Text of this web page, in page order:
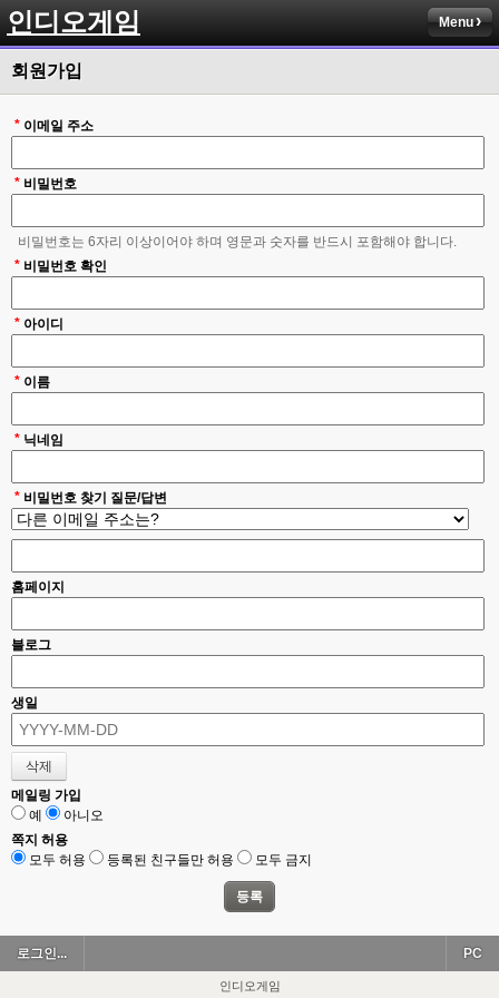
인디오게임 Menu
회원가입
이메일 주소
*
비밀번호
*
비밀번호는 6자리 이상이어야 하며 영문과 숫자를 반드시 포함해야 합니다.
비밀번호 확인
*
* 아이디
* 이름
* 닉네임
* 비밀번호 찾기 질문/답변
홈페이지
블로그
생일
메일링 가입
예
아니오
쪽지 허용
모두 허용
등록된 친구들만 허용 모두 금지
로그인... PC
인디오게임